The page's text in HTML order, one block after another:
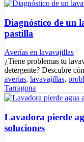
Diagnóstico de un
pastilla
Averías en lavavajillas
¿Tiene problemas tu
detergente? Descubre
averías, lavavajillas,
Tarragona
Lavadora pierde
soluciones